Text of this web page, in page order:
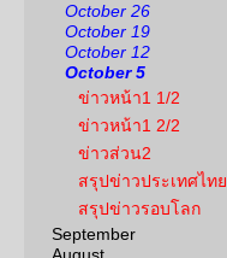
October 26
October 19
October 12
October 5
ข่าวหน้า1 1/2
ข่าวหน้า1 2/2
ข่าวส่วน2
สรุปข่าวประเทศไทย
สรุปข่าวรอบโลก
September